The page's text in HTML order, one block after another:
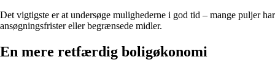
Det vigtigste er at undersøge mulighederne i god tid – mange puljer har
ansøgningsfrister eller begrænsede midler.
En mere retfærdig boligøkonomi